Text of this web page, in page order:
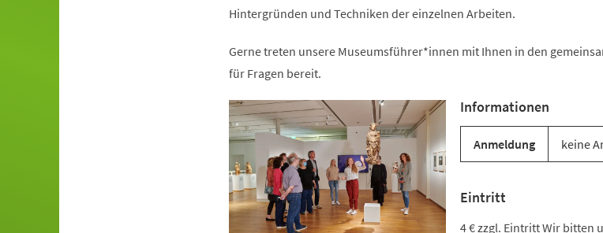
Hintergründen und Techniken der einzelnen Arbeiten.
Gerne treten unsere Museumsführer*innen mit Ihnen in den
für Fragen bereit.
Informationen
Anmeldung keine
Eintritt
4 € zzgl. Eintritt Wir bitten